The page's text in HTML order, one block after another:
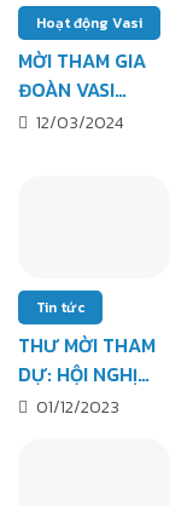
CHẾ TẠO
Hoạt động Vasi
MỜI THAM GIA
ĐOÀN VASI
THAM DỰ
12/03/2024
Tin tức
THƯ MỜI THAM
DỰ: HỘI NGHỊ
TỔNG KẾT HOẠT
01/12/2023